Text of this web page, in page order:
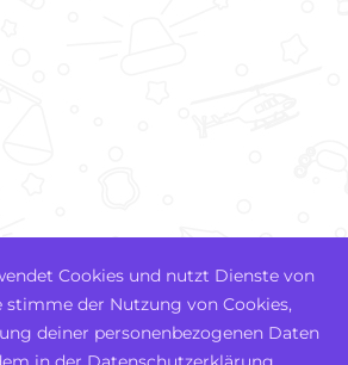
Cookies und nutzt Dienste von
der Nutzung von Cookies,
deiner personenbezogenen Daten